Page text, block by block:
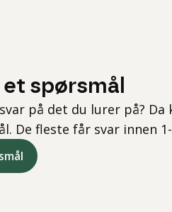
spørsmål
på det du lurer på? Da
De fleste får svar innen